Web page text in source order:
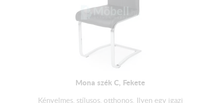
Mona szék C, Fekete
Kényelmes, stílusos, otthonos. Ilyen egy igazi